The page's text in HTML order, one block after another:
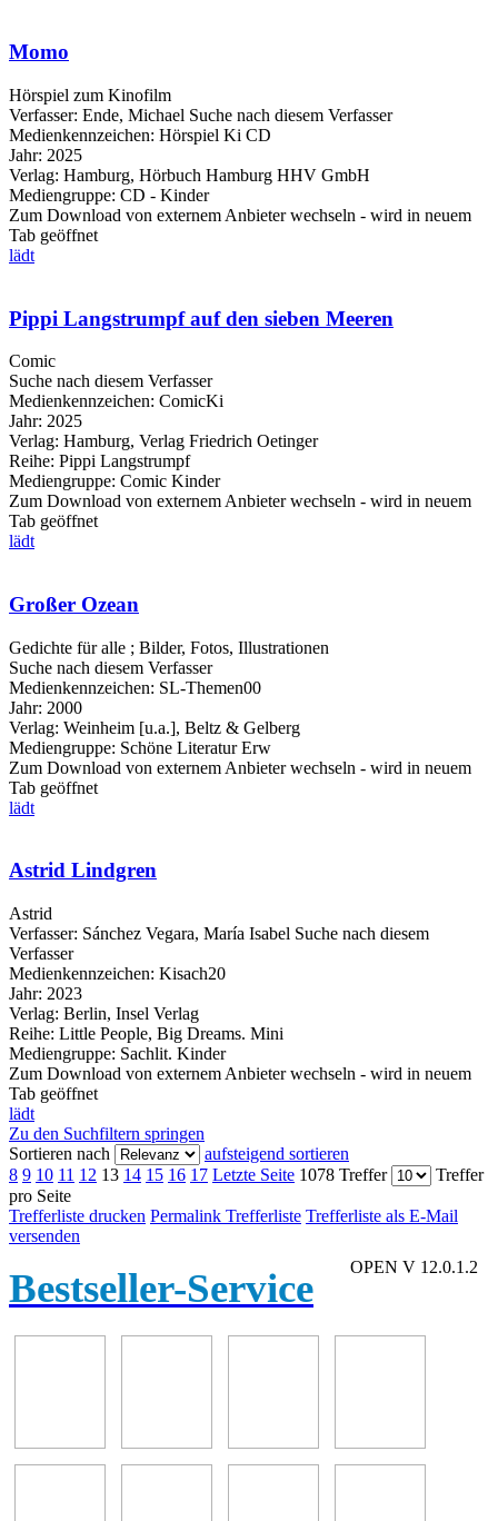
Momo
Hörspiel zum Kinofilm
Verfasser: Ende, Michael Suche nach diesem Verfasser
Medienkennzeichen: Hörspiel Ki CD
Jahr: 2025
Verlag: Hamburg, Hörbuch Hamburg HHV GmbH
Mediengruppe: CD - Kinder
Zum Download von externem Anbieter wechseln - wird in neuem
Tab geöffnet
lädt
Pippi Langstrumpf auf den sieben Meeren
Comic
Suche nach diesem Verfasser
Medienkennzeichen: ComicKi
Jahr: 2025
Verlag: Hamburg, Verlag Friedrich Oetinger
Reihe: Pippi Langstrumpf
Mediengruppe: Comic Kinder
Zum Download von externem Anbieter wechseln - wird in neuem
Tab geöffnet
lädt
Großer Ozean
Gedichte für alle ; Bilder, Fotos, Illustrationen
Suche nach diesem Verfasser
Medienkennzeichen: SL-Themen00
Jahr: 2000
Verlag: Weinheim [u.a.], Beltz & Gelberg
Mediengruppe: Schöne Literatur Erw
Zum Download von externem Anbieter wechseln - wird in neuem
Tab geöffnet
lädt
Astrid Lindgren
Astrid
Verfasser: Sánchez Vegara, María Isabel Suche nach diesem
Verfasser
Medienkennzeichen: Kisach20
Jahr: 2023
Verlag: Berlin, Insel Verlag
Reihe: Little People, Big Dreams. Mini
Mediengruppe: Sachlit. Kinder
Zum Download von externem Anbieter wechseln - wird in neuem
Tab geöffnet
lädt
Zu den Suchfiltern springen
Sortieren nach
aufsteigend sortieren
8 9 10 11 12 13 14 15 16 17 Letzte Seite 1078 Treffer
Treffer
pro Seite
Trefferliste drucken Permalink Trefferliste Trefferliste als E-Mail
versenden
OPEN V 12.0.1.2
Bestseller-Service